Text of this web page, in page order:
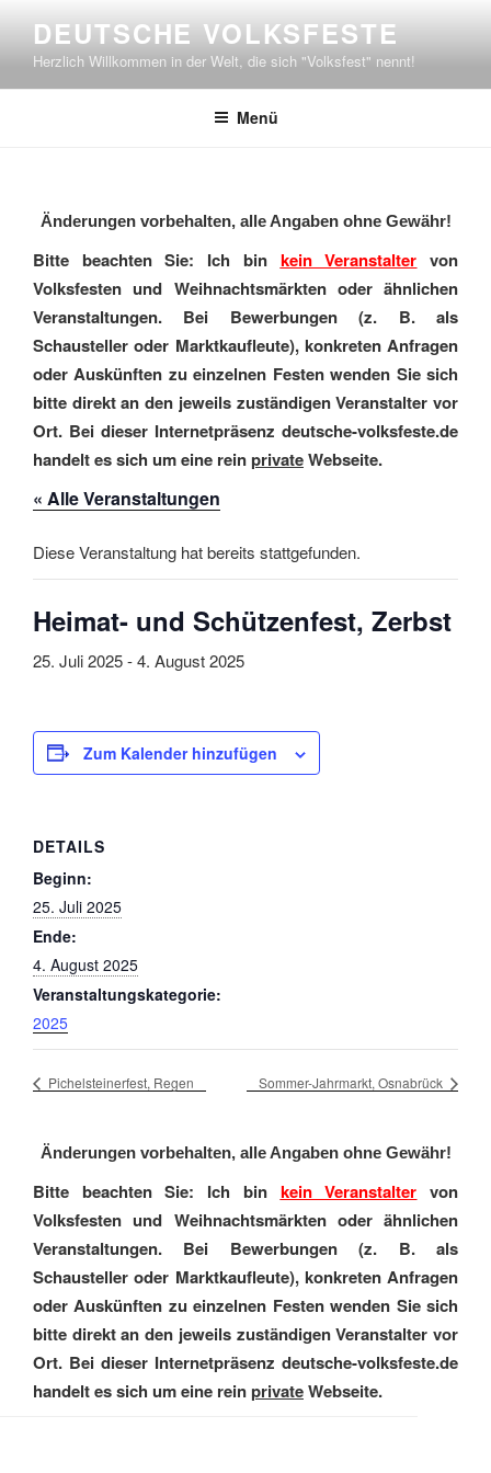
springen
DEUTSCHE VOLKSFESTE
Herzlich Willkommen in der Welt, die sich "Volksfest" nennt!
Menü
Änderungen vorbehalten, alle Angaben ohne Gewähr!
Bitte beachten Sie: Ich bin kein Veranstalter von
Volksfesten und Weihnachtsmärkten oder ähnlichen
Veranstaltungen. Bei Bewerbungen (z. B. als
Schausteller oder Marktkaufleute), konkreten Anfragen
oder Auskünften zu einzelnen Festen wenden Sie sich
bitte direkt an den jeweils zuständigen Veranstalter vor
Ort. Bei dieser Internetpräsenz deutsche-volksfeste.de
handelt es sich um eine reinprivateWebseite.
« Alle Veranstaltungen
Diese Veranstaltung hat bereits stattgefunden.
Heimat- und Schützenfest, Zerbst
25. Juli 2025-4. August 2025
Zum Kalender hinzufügen
DETAILS
Beginn:
25. Juli 2025
Ende:
4. August 2025
Veranstaltungskategorie:
2025
Pichelsteinerfest, Regen Sommer-Jahrmarkt, Osnabrück
Änderungen vorbehalten, alle Angaben ohne Gewähr!
Bitte beachten Sie: Ich bin kein Veranstalter von
Volksfesten und Weihnachtsmärkten oder ähnlichen
Veranstaltungen. Bei Bewerbungen (z. B. als
Schausteller oder Marktkaufleute), konkreten Anfragen
oder Auskünften zu einzelnen Festen wenden Sie sich
bitte direkt an den jeweils zuständigen Veranstalter vor
Ort. Bei dieser Internetpräsenz deutsche-volksfeste.de
handelt es sich um eine reinprivateWebseite.